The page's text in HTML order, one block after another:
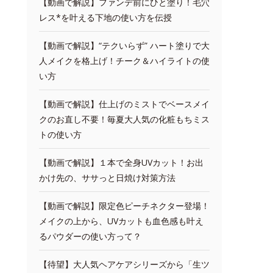
レス*を叶える下地の使い方を伝授
【動画で解説】“テクいらず” ハート塗りで大
人メイクを格上げ！チーク＆ハイライトの使
い方
【動画で解説】仕上げのミストでベースメイ
クのお直し不要！毎夏大人気の化粧もちミス
トの使い方
【動画で解説】１本で全身UVカット！お出
かけ先の、ササっと日焼け対策方法
【動画で解説】限定色ピーチネクター登場！
メイクの上から、UVカットも血色感も叶え
るパウダーの使い方って？
【待望】大人気ヘアケアシリーズから「生ツ